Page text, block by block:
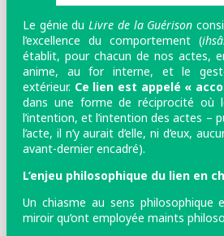
Le génie duLivre de la Guérison
l’excellence du comportement (
établit, pour chacun de nos actes,
anime, au for interne, et le
extérieur. Ce lien est appelé «
dans une forme de réciprocité où
l’intention, et l’intention des actes –
l’acte, il n’y aurait d’elle, ni d’eux,
avant-dernier encadré).
L’enjeu philosophique du lien en
Un chiasme au sens philosophique
miroir qu’ont employée maints